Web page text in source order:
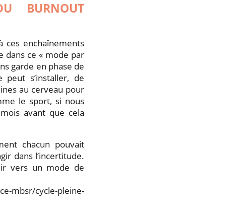
BURNOUT
ces enchaînements
dans ce « mode par
garde en phase de
peut s’installer, de
au cerveau pour
le sport, si nous
avant que cela
chacun pouvait
dans l’incertitude.
vers un mode de
mbsr/cycle-pleine-